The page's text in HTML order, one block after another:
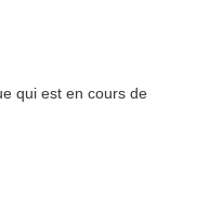
qui est en cours de